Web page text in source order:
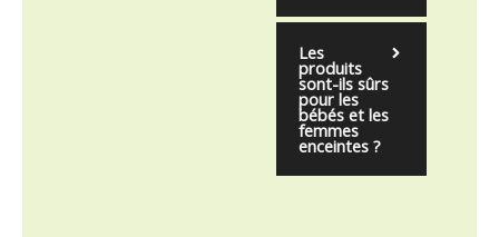
Les
produits
sont-ils sûrs
pour les
bébés et les
femmes
enceintes ?